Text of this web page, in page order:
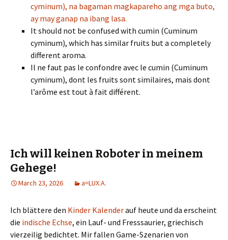
cyminum), na bagaman magkapareho ang mga buto,
ay may ganap na ibang lasa.
It should not be confused with cumin (Cuminum
cyminum), which has similar fruits but a completely
different aroma.
Il ne faut pas le confondre avec le cumin (Cuminum
cyminum), dont les fruits sont similaires, mais dont
l’arôme est tout à fait différent.
Ich will keinen Roboter in meinem
Gehege!
March 23, 2026 a=LUX.A.
Ich blättere den Kinder Kalenderauf heute und da erscheint
die indische Echse, ein Lauf- und Fresssaurier, griechisch
vierzeilig bedichtet. Mir fallen Game-Szenarien von